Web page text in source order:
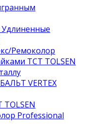
Удлиненные
Ремоколор
TCT TOLSEN
VERTEX
TOLSEN
Professional